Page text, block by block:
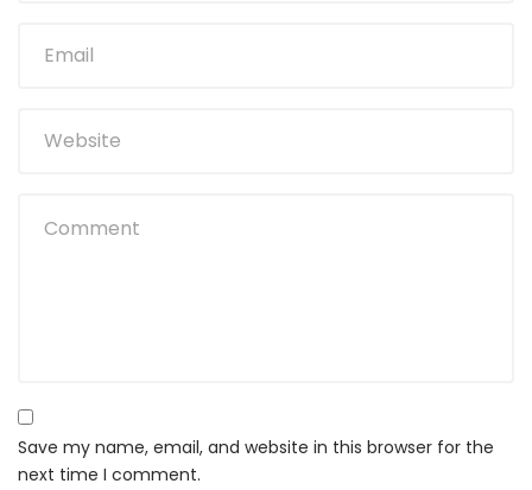
Save my name, email, and website in this browser for the
next time I comment.